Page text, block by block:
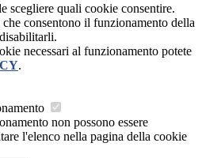
scegliere quali cookie consentire.
consentono il funzionamento della
necessari al funzionamento potete
.
non possono essere
l'elenco nella pagina della cookie